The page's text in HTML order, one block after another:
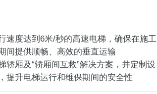
速度达到6米/秒的高速电梯，确保在施工
间提供顺畅、高效的垂直运输
轿厢及“轿厢间互救”解决方案，并定制设
提升电梯运行和维保期间的安全性